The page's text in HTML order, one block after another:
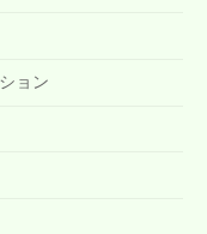
ョン